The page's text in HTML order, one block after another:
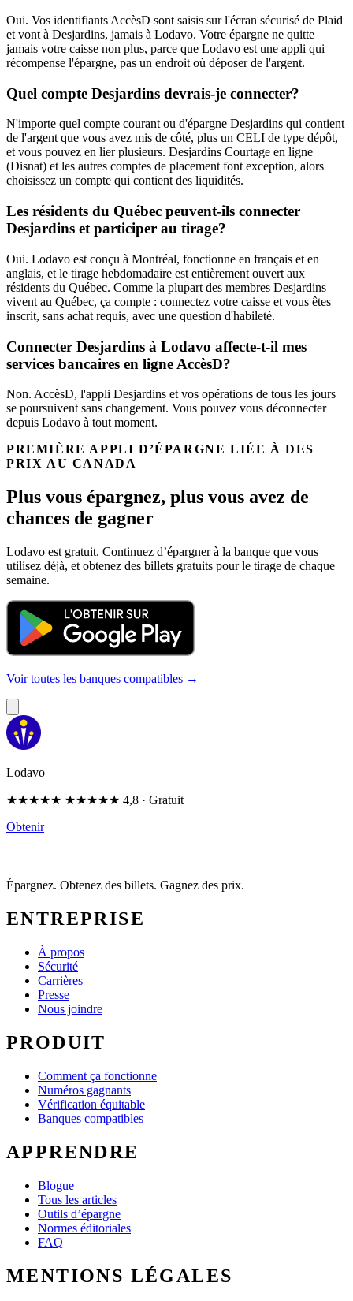
Oui. Vos identifiants AccèsD sont saisis sur l'écran sécurisé de Plaid
et vont à Desjardins, jamais à Lodavo. Votre épargne ne quitte
jamais votre caisse non plus, parce que Lodavo est une appli qui
récompense l'épargne, pas un endroit où déposer de l'argent.
Quel compte Desjardins devrais-je connecter?
N'importe quel compte courant ou d'épargne Desjardins qui contient
de l'argent que vous avez mis de côté, plus un CELI de type dépôt,
et vous pouvez en lier plusieurs. Desjardins Courtage en ligne
(Disnat) et les autres comptes de placement font exception, alors
choisissez un compte qui contient des liquidités.
Les résidents du Québec peuvent-ils connecter
Desjardins et participer au tirage?
Oui. Lodavo est conçu à Montréal, fonctionne en français et en
anglais, et le tirage hebdomadaire est entièrement ouvert aux
résidents du Québec. Comme la plupart des membres Desjardins
vivent au Québec, ça compte : connectez votre caisse et vous êtes
inscrit, sans achat requis, avec une question d'habileté.
Connecter Desjardins à Lodavo affecte-t-il mes
services bancaires en ligne AccèsD?
Non. AccèsD, l'appli Desjardins et vos opérations de tous les jours
se poursuivent sans changement. Vous pouvez vous déconnecter
depuis Lodavo à tout moment.
PREMIÈRE APPLI D’ÉPARGNE LIÉE À DES
PRIX AU CANADA
Plus vous épargnez, plus vous avez de
chances de gagner
Lodavo est gratuit. Continuez d’épargner à la banque que vous
utilisez déjà, et obtenez des billets gratuits pour le tirage de chaque
semaine.
Voir toutes les banques compatibles →
Lodavo
★★★★★ ★★★★★ 4,8 · Gratuit
Obtenir
Épargnez. Obtenez des billets. Gagnez des prix.
ENTREPRISE
À propos
Sécurité
Carrières
Presse
Nous joindre
PRODUIT
Comment ça fonctionne
Numéros gagnants
Vérification équitable
Banques compatibles
APPRENDRE
Blogue
Tous les articles
Outils d’épargne
Normes éditoriales
FAQ
MENTIONS LÉGALES